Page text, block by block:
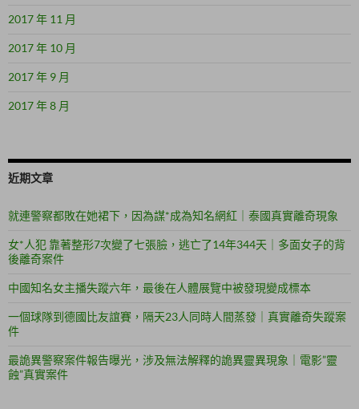
2017 年 11 月
2017 年 10 月
2017 年 9 月
2017 年 8 月
近期文章
就連警察都敗在她裙下，因為謀*成為知名網紅｜泰國真實離奇現象
女*人犯 靠著整形7次變了七張臉，逃亡了14年344天｜多面女子的背
後離奇案件
中國知名女主播失蹤六年，最後在人體展覽中被發現變成標本
一個球隊到德國比友誼賽，隔天23人同時人間蒸發｜真實離奇失蹤案
件
最詭異警察案件報告曝光，涉及無法解釋的詭異靈異現象｜電影”靈
蝕”真實案件